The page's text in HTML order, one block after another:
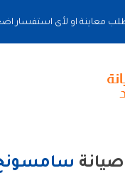
معاينة او لأى استفسار